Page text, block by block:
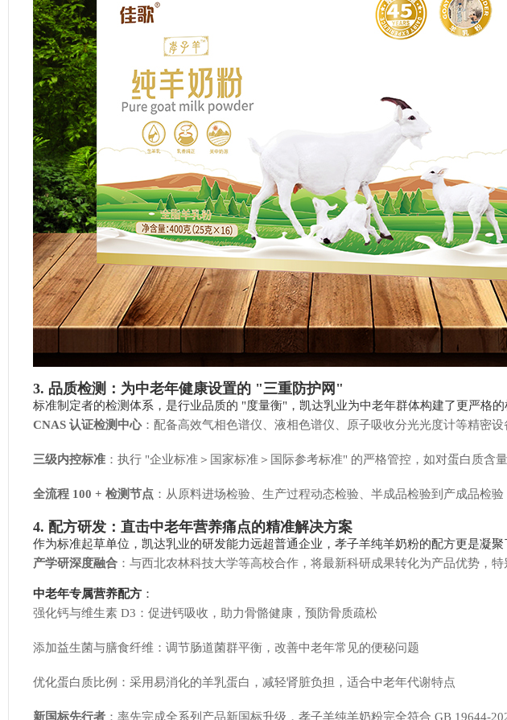
3. 品质检测：为中老年健康设置的 "三重防护网"
标准制定者的检测体系，是行业品质的 "度量衡"，凯达乳业为中老年群体构建了更严格的
CNAS 认证检测中心：配备高效气相色谱仪、液相色谱仪、原子吸收分光光度计等精密
三级内控标准 ：执行 "企业标准＞国家标准＞国际参考标准" 的严格管控，如对蛋白质
全流程 100 + 检测节点 ：从原料进场检验、生产过程动态检验、半成品检验到产成品检
4. 配方研发：直击中老年营养痛点的精准解决方案
作为标准起草单位，凯达乳业的研发能力远超普通企业，孝子羊纯羊奶粉的配方更是凝聚
产学研深度融合 ：与西北农林科技大学等高校合作，将最新科研成果转化为产品优势，
中老年专属营养配方 ：
强化钙与维生素 D3：促进钙吸收，助力骨骼健康，预防骨质疏松
添加益生菌与膳食纤维：调节肠道菌群平衡，改善中老年常见的便秘问题
优化蛋白质比例：采用易消化的羊乳蛋白，减轻肾脏负担，适合中老年代谢特点
新国标先行者 ：率先完成全系列产品新国标升级，孝子羊纯羊奶粉完全符合 GB 19644-